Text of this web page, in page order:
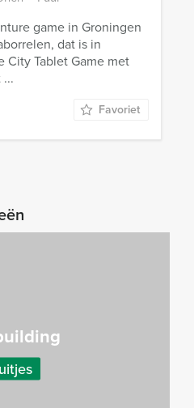
game in Groningen
dat is in
City Tablet Game met
Favoriet